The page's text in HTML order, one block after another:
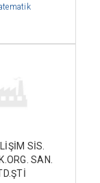
SİS.
SAN.